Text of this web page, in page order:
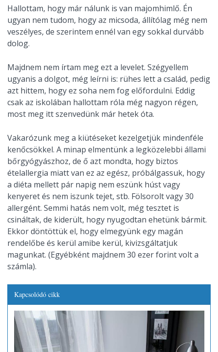
Hallottam, hogy már nálunk is van majomhimlő. Én
ugyan nem tudom, hogy az micsoda, állítólag még nem
veszélyes, de szerintem ennél van egy sokkal durvább
dolog.
Majdnem nem írtam meg ezt a levelet. Szégyellem
ugyanis a dolgot, még leírni is: rühes lett a család, pedig
azt hittem, hogy ez soha nem fog előfordulni. Eddig
csak az iskolában hallottam róla még nagyon régen,
most meg itt szenvedünk már hetek óta.
Vakarózunk meg a kiütéseket kezelgetjük mindenféle
kenőcsökkel. A minap elmentünk a legközelebbi állami
bőrgyógyászhoz, de ő azt mondta, hogy biztos
ételallergia miatt van ez az egész, próbálgassuk, hogy
a diéta mellett pár napig nem eszünk húst vagy
kenyeret és nem iszunk tejet, stb. Fölsorolt vagy 30
allergént. Semmi hatás nem volt, még tesztet is
csináltak, de kiderült, hogy nyugodtan ehetünk bármit.
Ekkor döntöttük el, hogy elmegyünk egy magán
rendelőbe és kerül amibe kerül, kivizsgáltatjuk
magunkat. (Egyébként majdnem 30 ezer forint volt a
számla).
Kapcsolódó cikk